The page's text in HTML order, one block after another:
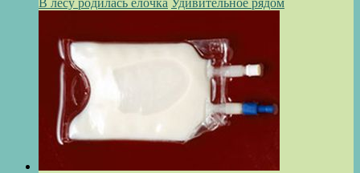
В лесу родилась ёлочка Удивительное рядом